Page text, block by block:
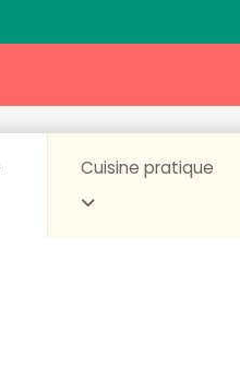
Cuisine pratique